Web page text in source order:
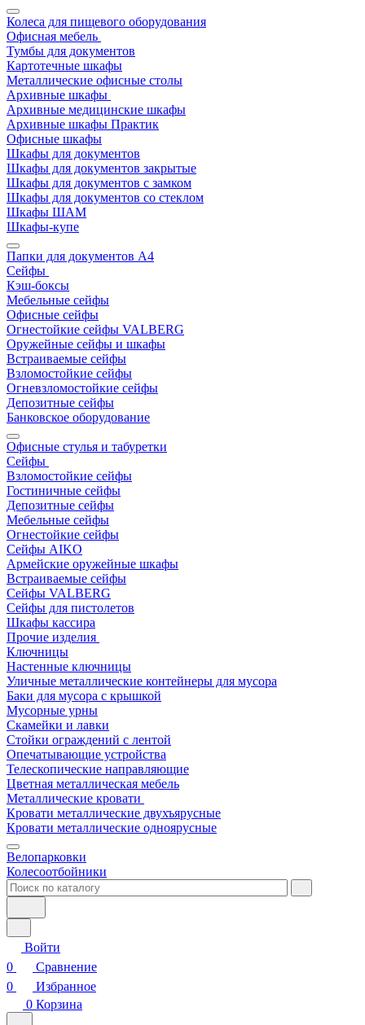
Колеса для пищевого оборудования
Офисная мебель
Тумбы для документов
Картотечные шкафы
Металлические офисные столы
Архивные шкафы
Архивные медицинские шкафы
Архивные шкафы Практик
Офисные шкафы
Шкафы для документов
Шкафы для документов закрытые
Шкафы для документов с замком
Шкафы для документов со стеклом
Шкафы ШАМ
Шкафы-купе
Папки для документов A4
Сейфы
Кэш-боксы
Мебельные сейфы
Офисные сейфы
Огнестойкие сейфы VALBERG
Оружейные сейфы и шкафы
Встраиваемые сейфы
Взломостойкие сейфы
Огневзломостойкие сейфы
Депозитные сейфы
Банковское оборудование
Офисные стулья и табуретки
Сейфы
Взломостойкие сейфы
Гостиничные сейфы
Депозитные сейфы
Мебельные сейфы
Огнестойкие сейфы
Сейфы AIKO
Армейские оружейные шкафы
Встраиваемые сейфы
Сейфы VALBERG
Сейфы для пистолетов
Шкафы кассира
Прочие изделия
Ключницы
Настенные ключницы
Уличные металлические контейнеры для мусора
Баки для мусора с крышкой
Мусорные урны
Скамейки и лавки
Стойки ограждений с лентой
Опечатывающие устройства
Телескопические направляющие
Цветная металлическая мебель
Металлические кровати
Кровати металлические двухъярусные
Кровати металлические одноярусные
Велопарковки
Колесоотбойники
Войти
0
Сравнение
0
Избранное
0 Корзина